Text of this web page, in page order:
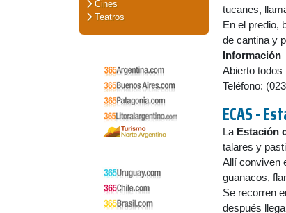
Cines
Teatros
tucanes,
En el predio,
de cantina y
Información
Abierto todos
Teléfono:
ECAS -
La Estación
talares y
Allí conviven
guanacos,
Se recorren
después